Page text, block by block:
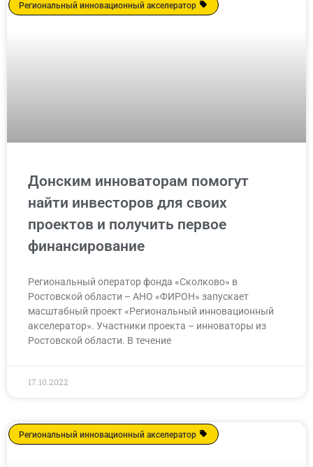
Региональный инновационный акселератор
Донским инноваторам помогут
найти инвесторов для своих
проектов и получить первое
финансирование
Региональный оператор фонда «Сколково» в
Ростовской области – АНО «ФИРОН» запускает
масштабный проект «Региональный инновационный
акселератор». Участники проекта – инноваторы из
Ростовской области. В течение
17.10.2022
Региональный инновационный акселератор